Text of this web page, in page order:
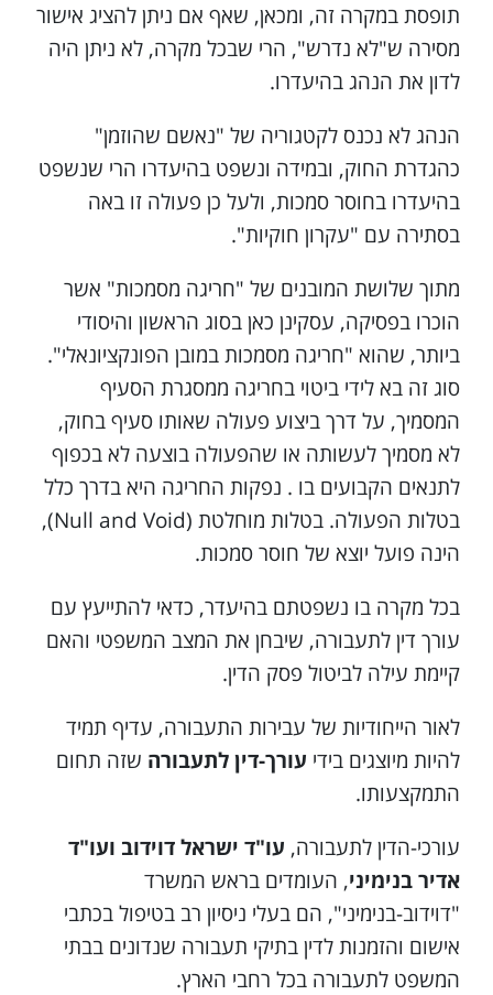
תופסת במקרה זה, ומכאן, שאף אם ניתן להציג אישור
מסירה ש"לא נדרש", הרי שבכל מקרה, לא ניתן היה
לדון את הנהג בהיעדרו.
הנהג לא נכנס לקטגוריה של "נאשם שהוזמן"
כהגדרת החוק, ובמידה ונשפט בהיעדרו הרי שנשפט
בהיעדרו בחוסר סמכות, ולעל כן פעולה זו באה
בסתירה עם "עקרון חוקיות".
מתוך שלושת המובנים של "חריגה מסמכות" אשר
הוכרו בפסיקה, עסקינן כאן בסוג הראשון והיסודי
ביותר, שהוא "חריגה מסמכות במובן הפונקציונאלי".
סוג זה בא לידי ביטוי בחריגה ממסגרת הסעיף
המסמיך, על דרך ביצוע פעולה שאותו סעיף בחוק,
לא מסמיך לעשותה או שהפעולה בוצעה לא בכפוף
לתנאים הקבועים בו . נפקות החריגה היא בדרך כלל
בטלות הפעולה. בטלות מוחלטת (Null and Void),
הינה פועל יוצא של חוסר סמכות.
בכל מקרה בו נשפטתם בהיעדר, כדאי להתייעץ עם
עורך דין לתעבורה, שיבחן את המצב המשפטי והאם
קיימת עילה לביטול פסק הדין.
לאור הייחודיות של עבירות התעבורה, עדיף תמיד
להיות מיוצגים בידי עורך-דין לתעבורה שזה תחום
התמקצעותו.
עורכי-הדין לתעבורה, עו"ד ישראל דוידוב ועו"ד
אדיר בנימיני, העומדים בראש המשרד
"דוידוב-בנימיני", הם בעלי ניסיון רב בטיפול בכתבי
אישום והזמנות לדין בתיקי תעבורה שנדונים בבתי
המשפט לתעבורה בכל רחבי הארץ.